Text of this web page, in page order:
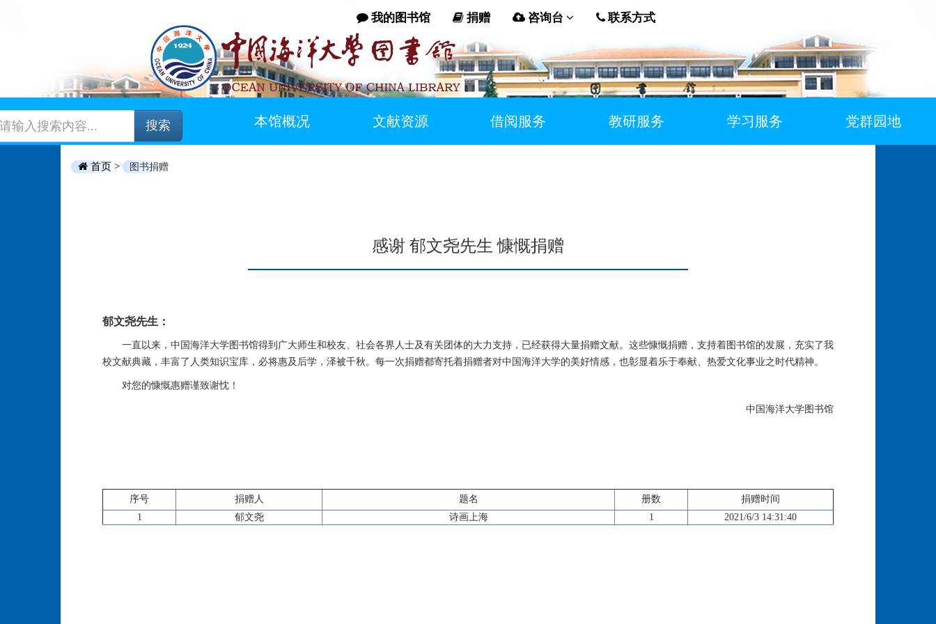
我的图书馆 捐赠 咨询台 联系方式
搜索 本馆概况 文献资源 借阅服务 教研服务 学习服务 党群园地
首页 > 图书捐赠
感谢 郁文尧先生 慷慨捐赠
郁文尧先生：
一直以来，中国海洋大学图书馆得到广大师生和校友、社会各界人士及有关团体的大力支持，已经获得大量捐赠文献。这些慷慨捐赠，支持着图书馆的发展，充实了我
校文献典藏，丰富了人类知识宝库，必将惠及后学，泽被千秋。每一次捐赠都寄托着捐赠者对中国海洋大学的美好情感，也彰显着乐于奉献、热爱文化事业之时代精神。
对您的慷慨惠赠谨致谢忱！
中国海洋大学图书馆
序号 捐赠人 题名 册数
捐赠时间
1
郁文尧 诗画上海 1 2021/6/3 14:31:40